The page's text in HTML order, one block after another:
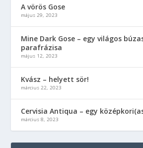
A vörös Gose
május 29, 2023
Mine Dark Gose – egy világos
parafrázisa
május 12, 2023
Kvász – helyett sör!
március 22, 2023
Cervisia Antiqua – egy
március 8, 2023